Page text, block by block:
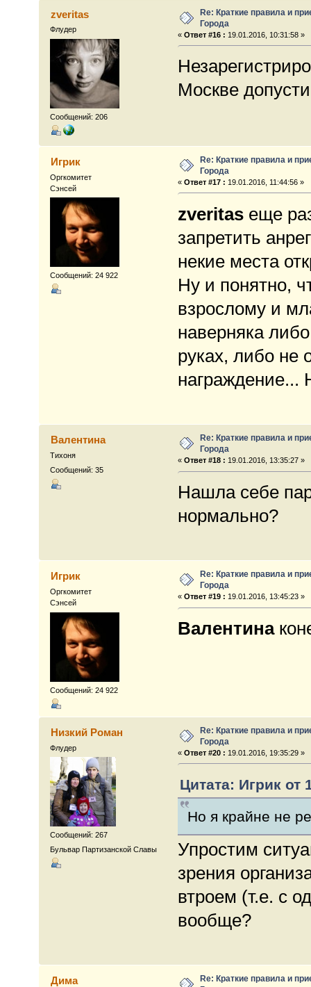
zveritas
Флудер
Сообщений: 206
Re: Краткие правила и
Города
« Ответ #16 : 19.01.2016, 10:31:58 »
Москве
Игрик
Оргкомитет
Сэнсей
Сообщений: 24 922
Re: Краткие правила и
Города
« Ответ #17 : 19.01.2016, 11:44:56 »
zveritasеще
запретить
некие места
Ну и понятно,
взрослому и
наверняка
руках, либо не
награждение...
Валентина
Тихоня
Сообщений: 35
Re: Краткие правила и
Города
« Ответ #18 : 19.01.2016, 13:35:27 »
Нашла себе
нормально?
Игрик
Оргкомитет
Сэнсей
Сообщений: 24 922
Re: Краткие правила и
Города
« Ответ #19 : 19.01.2016, 13:45:23 »
Валентина
Низкий Роман
Флудер
Сообщений: 267
Бульвар Партизанской Славы
Re: Краткие правила и
Города
« Ответ #20 : 19.01.2016, 19:35:29 »
Цитата: Игрик от
Но я крайне не
Упростим
зрения
втроем (т.е. с
вообще?
Дима
Re: Краткие правила и